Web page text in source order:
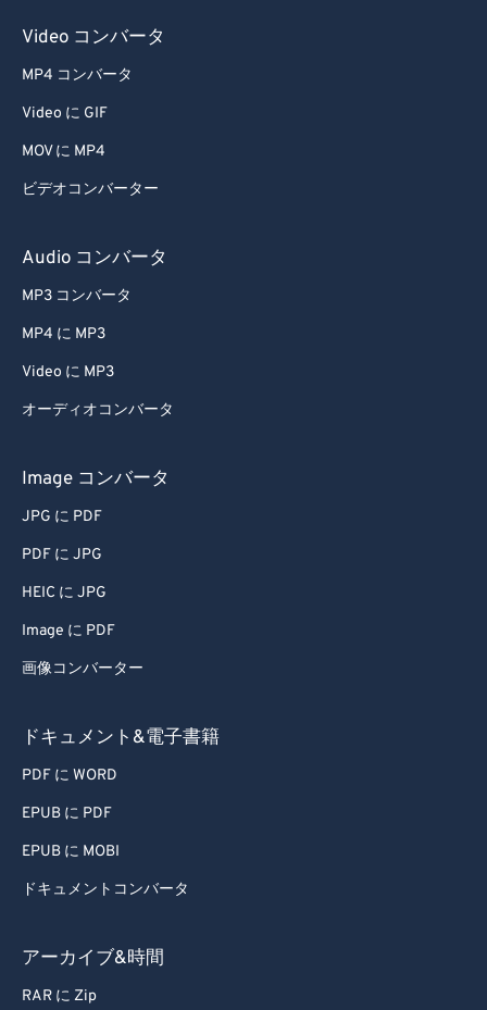
Video コンバータ
MP4 コンバータ
Video に GIF
MOV に MP4
ビデオコンバーター
Audio コンバータ
MP3 コンバータ
MP4 に MP3
Video に MP3
オーディオコンバータ
Image コンバータ
JPG に PDF
PDF に JPG
HEIC に JPG
Image に PDF
画像コンバーター
ドキュメント&電子書籍
PDF に WORD
EPUB に PDF
EPUB に MOBI
ドキュメントコンバータ
アーカイブ&時間
RAR に Zip